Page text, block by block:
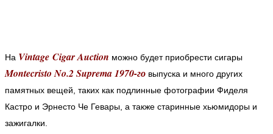
На Vintage Cigar Auction можно будет приобрести сигары
Montecristo No.2 Suprema 1970-го выпуска и много других
памятных вещей, таких как подлинные фотографии Фиделя
Кастро и Эрнесто Че Гевары, а также старинные хьюмидоры и
зажигалки.